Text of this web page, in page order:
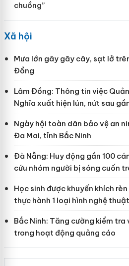
chuồng”
Xã hội
Mưa lớn gây gãy cây, sạt lở
Đồng
Lâm Đồng: Thông tin việc
Nghĩa xuất hiện lún, nứt sau
Ngày hội toàn dân bảo vệ an
Đa Mai, tỉnh Bắc Ninh
Đà Nẵng: Huy động gần 100
cứu nhóm người bị sóng cuốn
Học sinh được khuyến khích
thực hành 1 loại hình nghệ thuật
Bắc Ninh: Tăng cường kiểm tra
trong hoạt động quảng cáo